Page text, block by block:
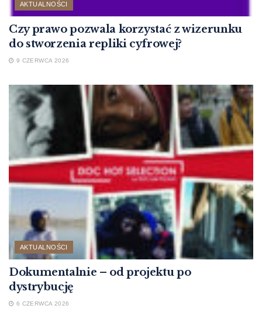
AKTUALNOŚCI
Czy prawo pozwala korzystać z wizerunku
do stworzenia repliki cyfrowej?
9 CZERWCA 2026
AKTUALNOŚCI
Dokumentalnie – od projektu po
dystrybucję
6 CZERWCA 2026